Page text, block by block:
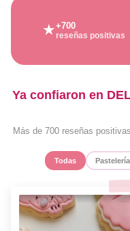
★+700
reseñas positivas
Ya confiaron en
Más de 700 reseñas
Todas Pastelería